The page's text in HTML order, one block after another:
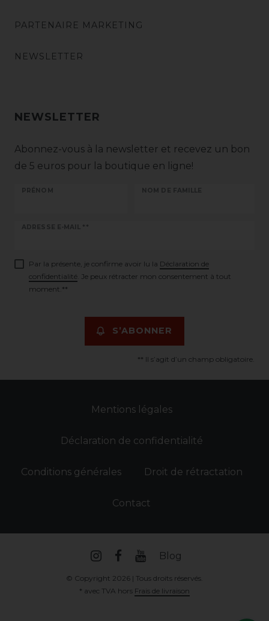
PARTENAIRE MARKETING
NEWSLETTER
NEWSLETTER
Abonnez-vous à la newsletter et recevez un bon
de 5 euros pour la boutique en ligne!
PRÉNOM NOM DE FAMILLE
ADRESSE E-MAIL **
Ceres::Template.newsletterHoneypotLabel
Par la présente, je confirme avoir lu la Déclaration de
confidentialité . Je peux rétracter mon consentement à tout
moment.**
S’ABONNER
** Il s’agit d’un champ obligatoire.
Mentions légales
Déclaration de confidentialité
Conditions générales Droit de rétractation
Contact
Blog
© Copyright 2026 | Tous droits réservés.
* avec TVA hors Frais de livraison